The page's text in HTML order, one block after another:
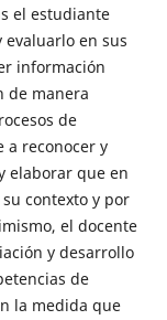
el estudiante
en sus
información
de manera
de
a reconocer y
elaborar que en
contexto y por
el docente
y desarrollo
de
la medida que